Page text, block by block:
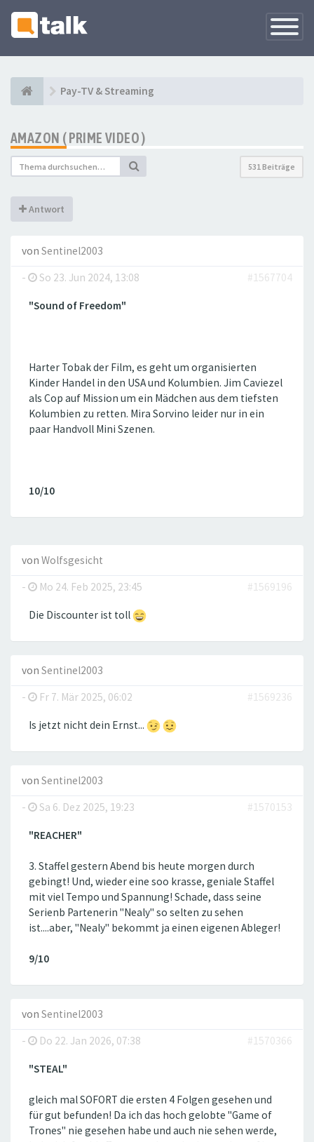
Pay-TV & Streaming
AMAZON ( PRIME VIDEO )
531 Beiträge
Antwort
von Sentinel2003
-
So 23. Jun 2024, 13:08 #1567704
"Sound of Freedom"
Harter Tobak der Film, es geht um organisierten
Kinder Handel in den USA und Kolumbien. Jim Caviezel
als Cop auf Mission um ein Mädchen aus dem tiefsten
Kolumbien zu retten. Mira Sorvino leider nur in ein
paar Handvoll Mini Szenen.
10/10
von Wolfsgesicht
-
Mo 24. Feb 2025, 23:45 #1569196
Die Discounter ist toll
von Sentinel2003
-
Fr 7. Mär 2025, 06:02 #1569236
Is jetzt nicht dein Ernst...
von Sentinel2003
-
Sa 6. Dez 2025, 19:23 #1570153
"REACHER"
3. Staffel gestern Abend bis heute morgen durch
gebingt! Und, wieder eine soo krasse, geniale Staffel
mit viel Tempo und Spannung! Schade, dass seine
Serienb Partenerin "Nealy" so selten zu sehen
ist....aber, "Nealy" bekommt ja einen eigenen Ableger!
9/10
von Sentinel2003
-
Do 22. Jan 2026, 07:38 #1570366
"STEAL"
gleich mal SOFORT die ersten 4 Folgen gesehen und
für gut befunden! Da ich das hoch gelobte "Game of
Trones" nie gesehen habe und auch nie sehen werde,